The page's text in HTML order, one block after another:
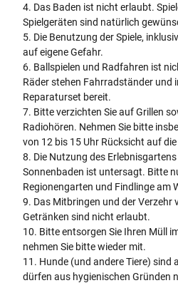
4. Das Baden ist nicht erlaubt.
Spielgeräten sind natürlich
5. Die Benutzung der Spiele,
auf eigene Gefahr.
6. Ballspielen und Radfahren ist
Räder stehen Fahrradständer und
Reparaturset bereit.
7. Bitte verzichten Sie auf Grillen
Radiohören. Nehmen Sie bitte
von 12 bis 15 Uhr Rücksicht auf
8. Die Nutzung des
Sonnenbaden ist untersagt. Bitte
Regionengarten und Findlinge am
9. Das Mitbringen und der Verzehr
Getränken sind nicht erlaubt.
10. Bitte entsorgen Sie Ihren Müll
nehmen Sie bitte wieder mit.
11. Hunde (und andere Tiere) sind
dürfen aus hygienischen Gründen